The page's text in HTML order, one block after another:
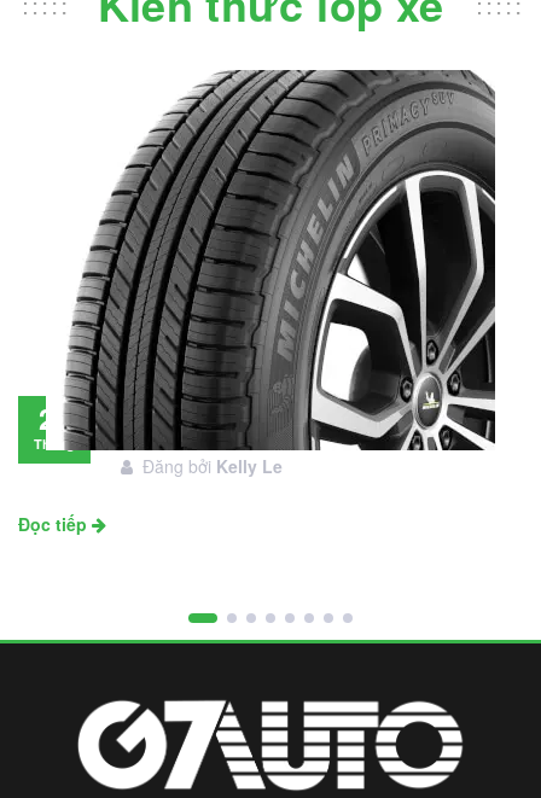
28
Tháng
Đánh giá lốp Michelin Primacy SUV: Đáng
đầu tư không?
Đăng bởi Kelly Le
Đọc tiếp